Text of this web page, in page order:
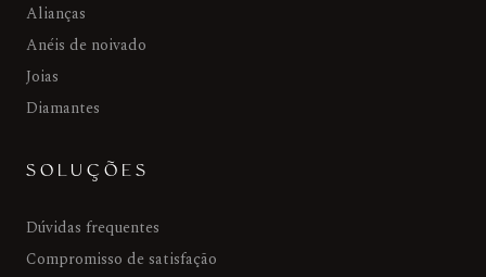
Alianças
Anéis de noivado
Joias
Diamantes
SOLUÇÕES
Dúvidas frequentes
Compromisso de satisfação